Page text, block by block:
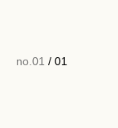
no.01 / 01